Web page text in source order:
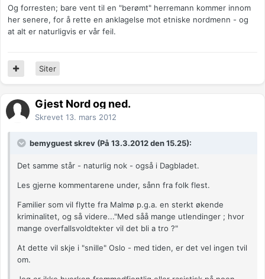
Og forresten; bare vent til en "berømt" herremann kommer innom
her senere, for å rette en anklagelse mot etniske nordmenn - og
at alt er naturligvis er vår feil.
Siter
Gjest Nord og ned.
Skrevet 13. mars 2012
bemyguest skrev (På 13.3.2012 den 15.25):
Det samme står - naturlig nok - også i Dagbladet.
Les gjerne kommentarene under, sånn fra folk flest.
Familier som vil flytte fra Malmø p.g.a. en sterkt økende
kriminalitet, og så videre..."Med såå mange utlendinger ; hvor
mange overfallsvoldtekter vil det bli a tro ?"
At dette vil skje i "snille" Oslo - med tiden, er det vel ingen tvil
om.